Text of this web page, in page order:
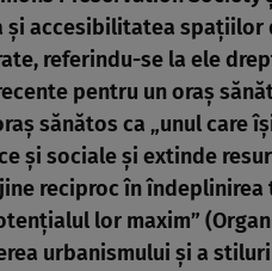
și accesibilitatea
referindu-se la ele
pentru un oraș
sănătos ca „unul care
și sociale și extinde
reciproc în
lor maxim”
urbanismului și a